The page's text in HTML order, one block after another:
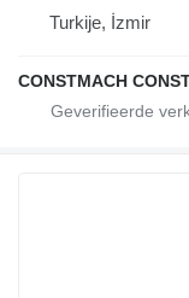
Turkije, İzmir
CONSTMACH